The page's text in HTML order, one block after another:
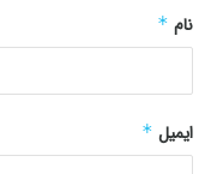
نام *
ایمیل *